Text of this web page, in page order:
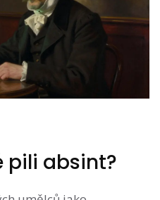
pili absint?